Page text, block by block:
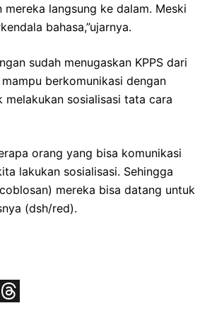
mereka langsung ke dalam. Meski
bahasa,”ujarnya.
sudah menugaskan KPPS dari
berkomunikasi dengan
melakukan sosialisasi tata cara
orang yang bisa komunikasi
lakukan sosialisasi. Sehingga
mereka bisa datang untuk
(dsh/red).